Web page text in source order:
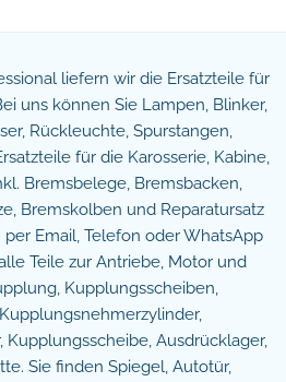
liefern wir die Ersatzteile für
uns können Sie Lampen, Blinker,
Rückleuchte, Spurstangen,
für die Karosserie, Kabine,
Bremsbelege, Bremsbacken,
Bremskolben und Reparatursatz
Email, Telefon oder WhatsApp
Teile zur Antriebe, Motor und
Kupplungsscheiben,
Kupplungsscheibe, Ausdrücklager,
Sie finden Spiegel, Autotür,